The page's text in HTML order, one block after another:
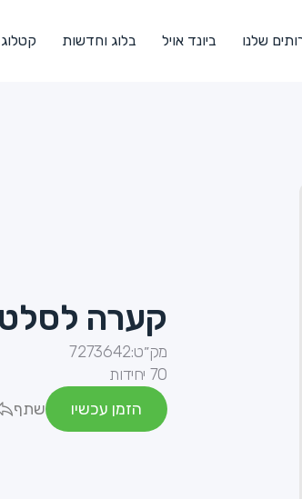
שלנו ביונד אויל בלוג וחדשות קטלוג
קערה לסלט - 4.5 ליטר,
מק״ט:7273642
70 יחידות
הזמן עכשיו
שתף